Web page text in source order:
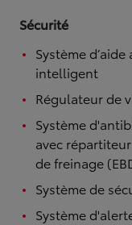
Sécurité
Système
intelligent
Régulateur de
Système
avec
de freinage
Système de
Système